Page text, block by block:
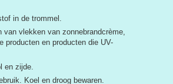
in de trommel.
van vlekken van zonnebrandcrème,
producten en producten die UV-
en zijde.
Koel en droog bewaren.